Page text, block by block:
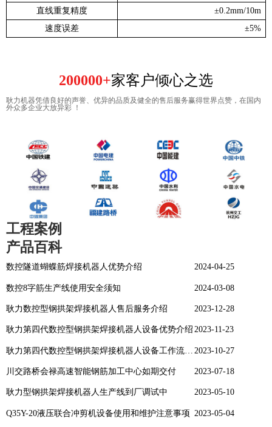
直线重复精度 ±0.2mm/10m
速度误差
±5%
200000+家客户倾心之选
耿力机器凭借良好的声誉、优异的品质及健全的售后服务赢得世界点赞，在国内
外众多企业大放异彩 ！
工程案例
产品百科
数控隧道蝴蝶筋焊接机器人优势介绍 2024-04-25
数控8字筋生产线使用安全须知 2024-03-08
耿力数控型钢拱架焊接机器人售后服务介绍 2023-12-28
耿力第四代数控型钢拱架焊接机器人设备优势介绍 2023-11-23
耿力第四代数控型钢拱架焊接机器人设备工作流程介绍 2023-10-27
川交路桥会禄高速智能钢筋加工中心如期交付 2023-07-18
耿力型钢拱架焊接机器人生产线到厂调试中 2023-05-10
Q35Y-20液压联合冲剪机设备使用和维护注意事项 2023-05-04